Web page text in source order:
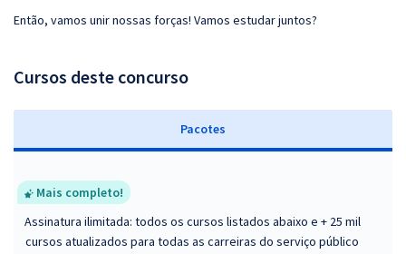
Então, vamos unir nossas forças! Vamos estudar juntos?
Cursos deste concurso
Pacotes
Mais completo!
Assinatura ilimitada: todos os cursos listados abaixo e + 25 mil
cursos atualizados para todas as carreiras do serviço público